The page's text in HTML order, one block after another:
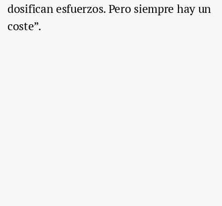
dosifican esfuerzos. Pero siempre hay un
coste”.